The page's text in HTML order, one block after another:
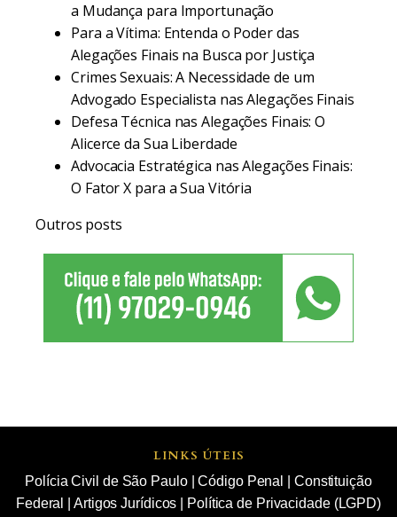
a Mudança para Importunação
Para a Vítima: Entenda o Poder das
Alegações Finais na Busca por Justiça
Crimes Sexuais: A Necessidade de um
Advogado Especialista nas Alegações Finais
Defesa Técnica nas Alegações Finais: O
Alicerce da Sua Liberdade
Advocacia Estratégica nas Alegações Finais:
O Fator X para a Sua Vitória
Outros posts
LINKS ÚTEIS
Polícia Civil de São Paulo|Código Penal
Constituição
Federal
Artigos Jurídicos
Política de Privacidade (LGPD)